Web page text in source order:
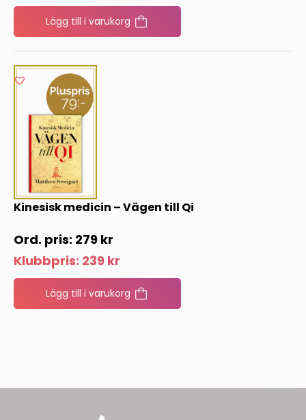
Lägg till i varukorg
Kinesisk medicin – Vägen till Qi
279 kr
Klubbpris: 239 kr
Lägg till i varukorg